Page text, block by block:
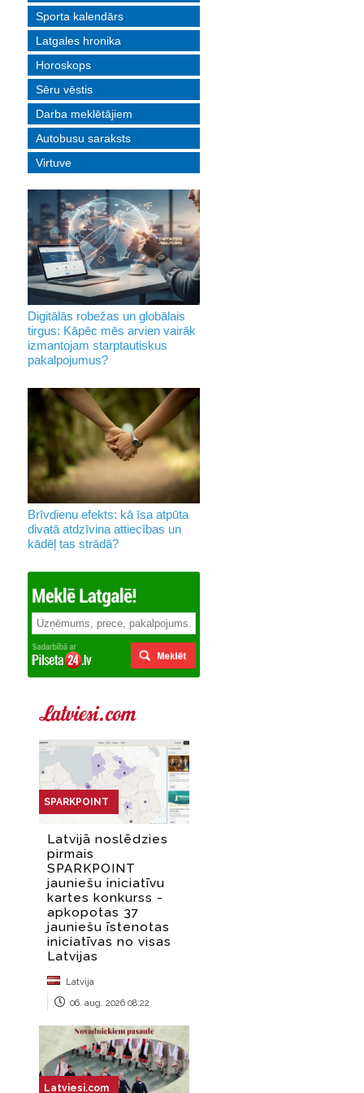
Sporta kalendārs
Latgales hronika
Horoskops
Sēru vēstis
Darba meklētājiem
Autobusu saraksts
Virtuve
Digitālās robežas un globālais
tirgus: Kāpēc mēs arvien vairāk
izmantojam starptautiskus
pakalpojumus?
Brīvdienu efekts: kā īsa atpūta
divatā atdzīvina attiecības un
kādēļ tas strādā?